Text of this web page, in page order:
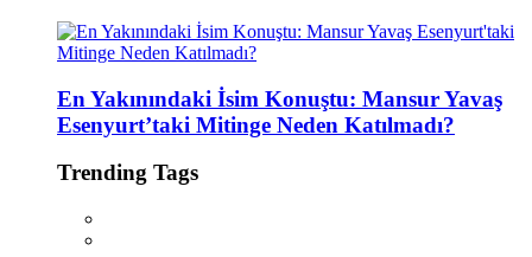
En Yakınındaki İsim Konuştu: Mansur Yavaş
Esenyurt’taki Mitinge Neden Katılmadı?
Trending Tags